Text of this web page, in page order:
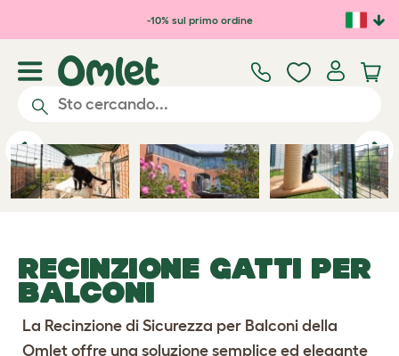
Passa al contenuto principale
-10% sul primo ordine
Previous
RECINZIONE GATTI PER
BALCONI
La Recinzione di Sicurezza per Balconi della
Omlet offre una soluzione semplice ed elegante